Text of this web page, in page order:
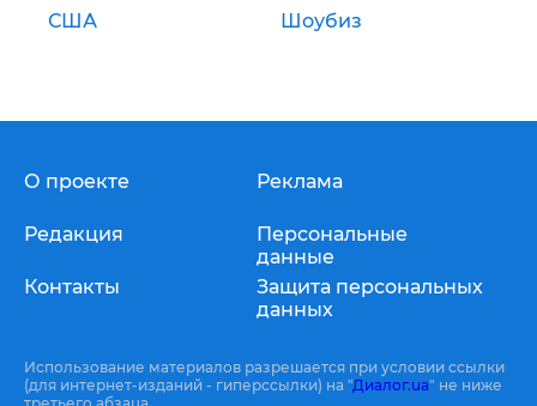
США Шоубиз
О проекте
Редакция
Контакты
Реклама
Персональные
данные
Защита персональных
данных
Использование материалов разрешается при условии ссылки
(для интернет-изданий - гиперссылки) на "Диалог.ua" не ниже